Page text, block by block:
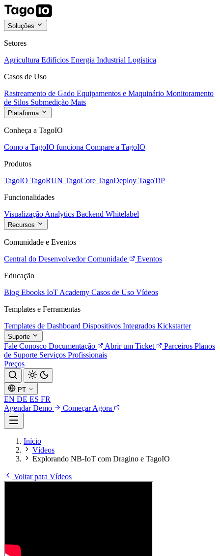
Soluções
Setores
Agricultura Edifícios Energia Industrial Logística
Casos de Uso
Rastreamento de Gado Equipamentos e Maquinário Monitoramento
de Silos Submedição Mais
Plataforma
Conheça a TagoIO
Como a TagoIO funciona Compare a TagoIO
Produtos
TagoIO TagoRUN TagoCore TagoDeploy TagoTiP
Funcionalidades
Visualização Analytics Backend Whitelabel
Recursos
Comunidade e Eventos
Central do Desenvolvedor Comunidade
Eventos
Educação
Blog Ebooks IoT Academy Casos de Uso Vídeos
Templates e Ferramentas
Templates de Dashboard Dispositivos Integrados Kickstarter
Suporte
Fale Conosco Documentação Abrir um Ticket Parceiros Planos
de Suporte Serviços Profissionais
Preços
PT
EN DE ES FR
Agendar Demo
Começar Agora
Início
Vídeos
Explorando NB-IoT com Dragino e TagoIO
Voltar para Vídeos